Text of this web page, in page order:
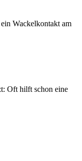
Wackelkontakt am
Oft hilft schon eine